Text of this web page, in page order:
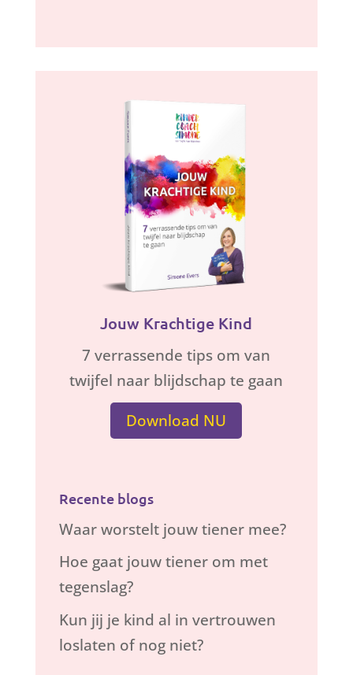
Jouw Krachtige Kind
7 verrassende tips om van
twijfel naar blijdschap te gaan
Download NU
Recente blogs
Waar worstelt jouw tiener mee?
Hoe gaat jouw tiener om met
tegenslag?
Kun jij je kind al in vertrouwen
loslaten of nog niet?